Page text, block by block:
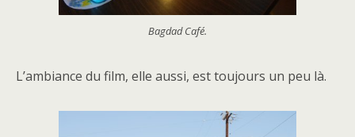
Bagdad Café.
L’ambiance du film, elle aussi, est toujours un peu là.